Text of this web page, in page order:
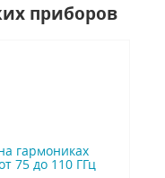
приборов
гармониках
75 до 110 ГГц